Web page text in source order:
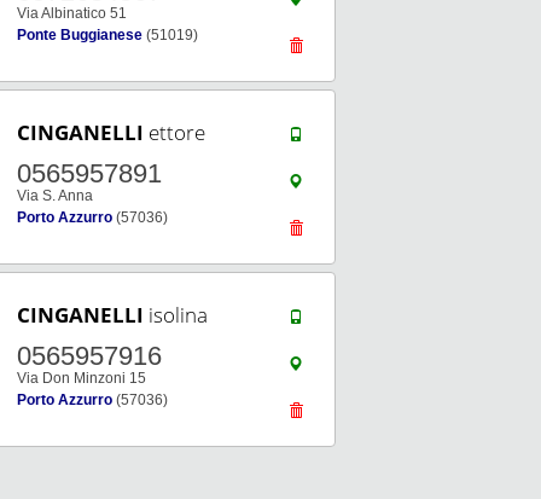
Via Albinatico 51
Ponte Buggianese (51019)
CINGANELLI ettore
0565957891
Via S. Anna
Porto Azzurro (57036)
CINGANELLI isolina
0565957916
Via Don Minzoni 15
Porto Azzurro (57036)